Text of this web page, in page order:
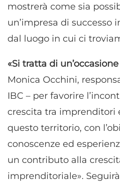
mostrerà come sia
un’impresa di
dal luogo in cui ci
«Si tratta di
Monica Occhini,
IBC – per favorire
crescita tra imprenditori
questo territorio, con
conoscenze ed
un contributo alla
imprenditoriale».